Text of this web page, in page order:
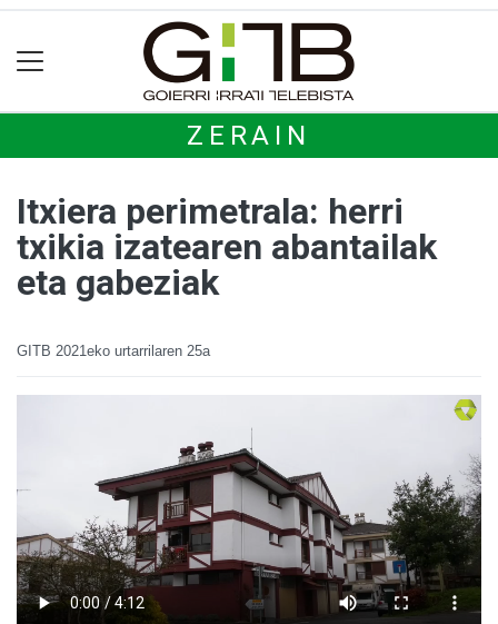
ZERAIN
Itxiera perimetrala: herri
txikia izatearen abantailak
eta gabeziak
GITB 2021eko urtarrilaren 25a